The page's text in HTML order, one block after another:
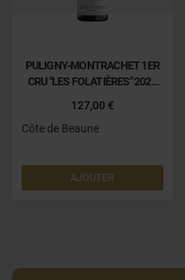
PULIGNY-MONTRACHET 1ER
CRU "LES FOLATIÈRES" 2023
127,00 €
Côte de Beaune
AJOUTER